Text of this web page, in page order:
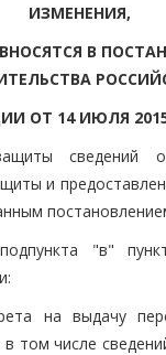
ИЗМЕНЕНИЯ,
В
ОТ 14 ИЮЛЯ
сведений
и
"в"
на выдачу
том числе